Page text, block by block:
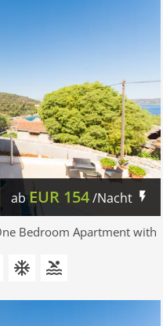
abEUR 154/Nacht
Bedroom Apartment with